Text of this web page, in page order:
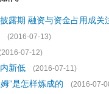
露期 融资与资金占用成关
(2016-07-13)
07-12)
新低
(2016-07-11)
”是怎样炼成的
(2016-07-